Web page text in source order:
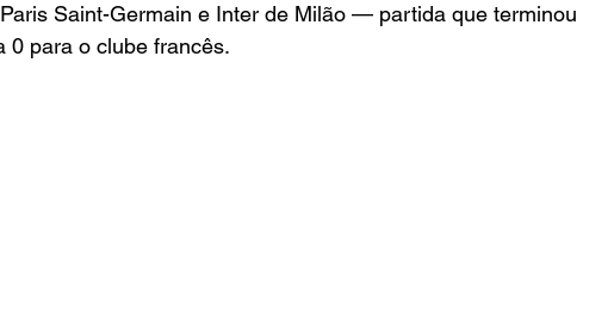
Saint-Germain e Inter de Milão — partida que terminou
0 para o clube francês.